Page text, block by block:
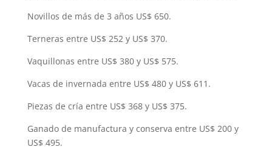
Novillos de más de 3 años US$ 650.
Terneras entre US$ 252 y US$ 370.
Vaquillonas entre US$ 380 y US$ 575.
Vacas de invernada entre US$ 480 y US$ 611.
Piezas de cría entre US$ 368 y US$ 375.
Ganado de manufactura y conserva entre US$ 200 y
US$ 495.